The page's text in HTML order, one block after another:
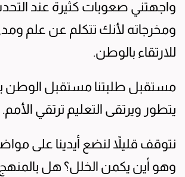
واجهتني صعوبات كثيرة عند
ومخرجاته لأنك تتكلم عن علم
للارتقاء بالوطن.
مستقبل طلبتنا مستقبل الوطن
يتطور ويرتقى التعليم ترتقي الأمم.
نتوقف قليلاً لنضع أيدينا على
وهو أين يكمن الخلل؟ هل بالمنهج